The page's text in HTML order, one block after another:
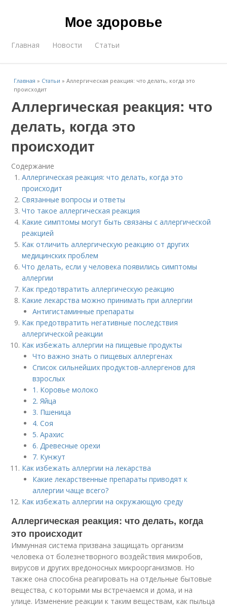
Мое здоровье
Главная Новости Статьи
Главная » Статьи »Аллергическая реакция: что делать, когда это
происходит
Аллергическая реакция: что
делать, когда это
происходит
Содержание
Аллергическая реакция: что делать, когда это
происходит
Связанные вопросы и ответы
Что такое аллергическая реакция
Какие симптомы могут быть связаны с аллергической
реакцией
Как отличить аллергическую реакцию от других
медицинских проблем
Что делать, если у человека появились симптомы
аллергии
Как предотвратить аллергическую реакцию
Какие лекарства можно принимать при аллергии
Антигистаминные препараты
Как предотвратить негативные последствия
аллергической реакции
Как избежать аллергии на пищевые продукты
Что важно знать о пищевых аллергенах
Список сильнейших продуктов-аллергенов для
взрослых
1. Коровье молоко
2. Яйца
3. Пшеница
4. Соя
5. Арахис
6. Древесные орехи
7. Кунжут
Как избежать аллергии на лекарства
Какие лекарственные препараты приводят к
аллергии чаще всего?
Как избежать аллергии на окружающую среду
Аллергическая реакция: что делать, когда
это происходит
Иммунная система призвана защищать организм
человека от болезнетворного воздействия микробов,
вирусов и других вредоносных микроорганизмов. Но
также она способна реагировать на отдельные бытовые
вещества, с которыми мы встречаемся и дома, и на
улице. Изменение реакции к таким веществам, как пыльца